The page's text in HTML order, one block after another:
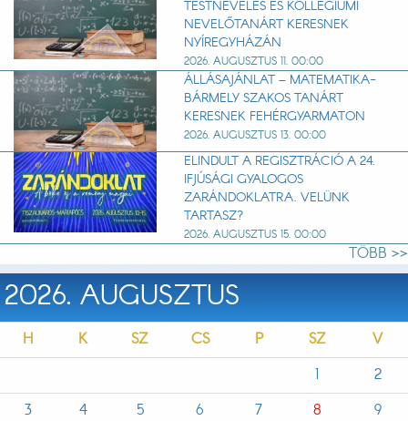
TESTNEVELÉS ÉS KOLLÉGIUMI
NEVELŐTANÁRT KERESNEK
NYÍREGYHÁZÁN
2026. AUGUSZTUS 11. 00:00
ÁLLÁSAJÁNLAT – MATEMATIKA-
BÁRMELY SZAKOS TANÁRT
KERESNEK FEHÉRGYARMATON
2026. AUGUSZTUS 13. 00:00
ELINDULT A REGISZTRÁCIÓ A 24.
IFJÚSÁGI GYALOGOS
ZARÁNDOKLATRA. VELÜNK
TARTASZ?
2026. AUGUSZTUS 15. 00:00
TÖBB >>
2026. AUGUSZTUS
H K SZ CS P SZ
V
1
2
3
4 5 6 7 8
9